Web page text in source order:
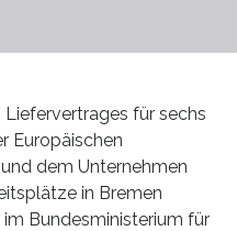
für sechs
Europäischen
dem Unternehmen
in Bremen
Bundesministerium für